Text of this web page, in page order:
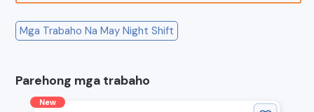
Mga Trabaho Na May Night Shift
Parehong mga trabaho
New